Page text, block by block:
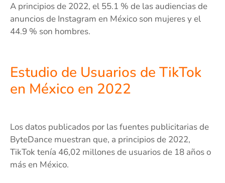
A principios de 2022, el 55.1 % de las audiencias de
anuncios de Instagram en México son mujeres y el
44.9 % son hombres.
Estudio de Usuarios de TikTok
en México en 2022
Los datos publicados por las fuentes publicitarias de
ByteDance muestran que, a principios de 2022,
TikTok tenía 46,02 millones de usuarios de 18 años o
más en México.